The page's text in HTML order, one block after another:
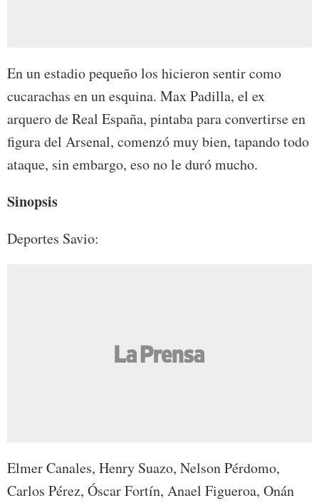
En un estadio pequeño los hicieron sentir como
cucarachas en un esquina. Max Padilla, el ex
arquero de Real España, pintaba para convertirse en
figura del Arsenal, comenzó muy bien, tapando todo
ataque, sin embargo, eso no le duró mucho.
Sinopsis
Deportes Savio:
Elmer Canales, Henry Suazo, Nelson Pérdomo,
Carlos Pérez, Óscar Fortín, Anael Figueroa, Onán